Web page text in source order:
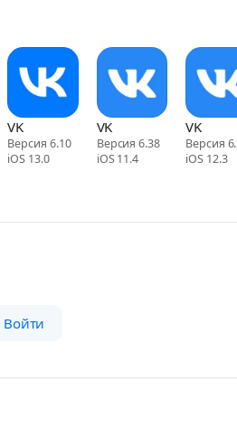
VK
Версия 6.10
iOS 13.0
VK
Версия 6.38
iOS 11.4
VK
Версия
iOS 12.3
Войти